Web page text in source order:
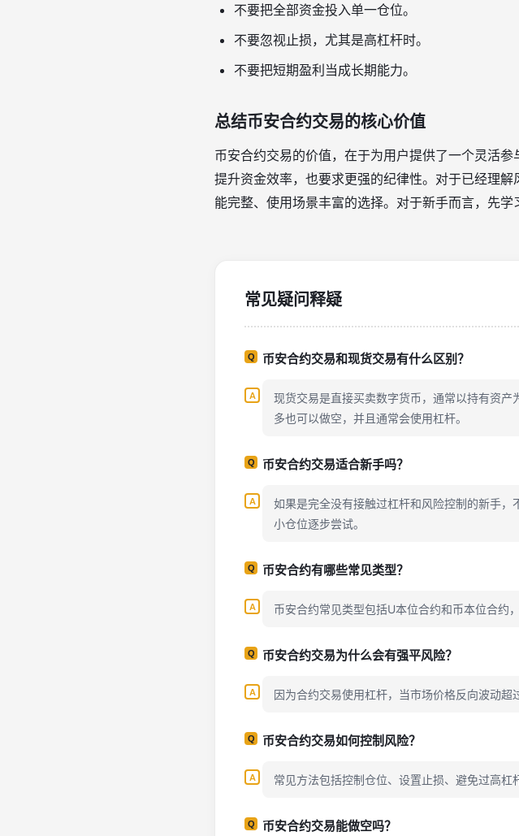
不要把全部资金投入单一仓位。
不要忽视止损，尤其是高杠杆时。
不要把短期盈利当成长期能力。
总结币安合约交易的核心价值
币安合约交易的价值，在于为用户提供了一个灵活
提升资金效率，也要求更强的纪律性。对于已经理
能完整、使用场景丰富的选择。对于新手而言，先
常见疑问释疑
币安合约交易和现货交易有什么区别？
现货交易是直接买卖数字货币，通常以持有资
多也可以做空，并且通常会使用杠杆。
币安合约交易适合新手吗？
如果是完全没有接触过杠杆和风险控制的新手
小仓位逐步尝试。
币安合约有哪些常见类型？
币安合约常见类型包括U本位合约和币本位合约
币安合约交易为什么会有强平风险？
因为合约交易使用杠杆，当市场价格反向波动超
币安合约交易如何控制风险？
常见方法包括控制仓位、设置止损、避免过高杠
币安合约交易能做空吗？